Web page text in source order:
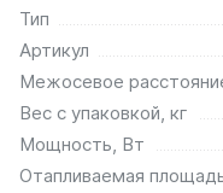
Тип
Артикул
Межосевое
Вес с упаковкой, кг
Мощность, Вт
Отапливаемая